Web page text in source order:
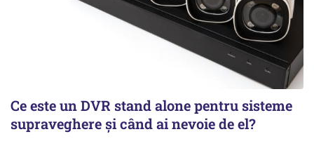
Ce este un DVR stand alone pentru sisteme
supraveghere și când ai nevoie de el?